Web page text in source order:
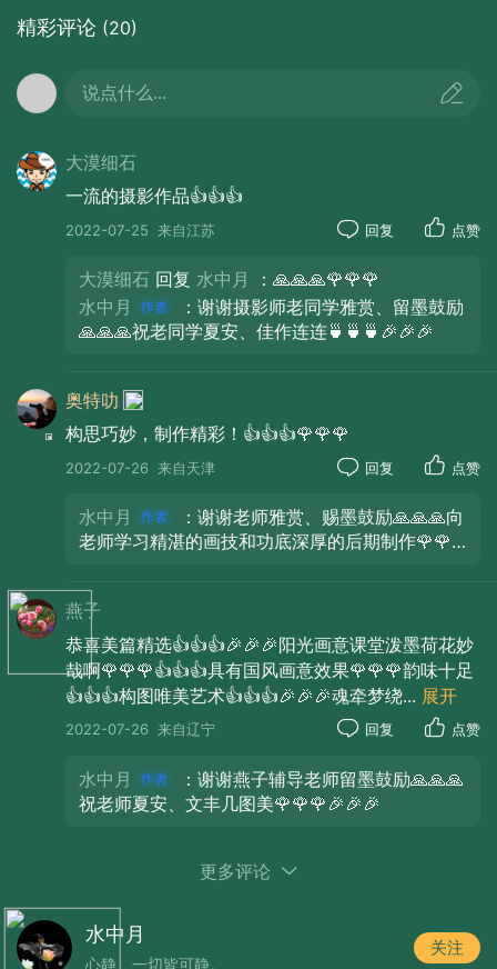
精彩评论 (20)
说点什么...
大漠细石
一流的摄影作品👍👍👍
2022-07-25 来自江苏 回复 点赞
大漠细石 回复 水中月
：🙏🙏🙏🌹🌹🌹
水中月
：谢谢摄影师老同学雅赏、留墨鼓励
🙏🙏🙏祝老同学夏安、佳作连连🍵🍵🍵🎉🎉🎉
奥特叻
构思巧妙，制作精彩！👍👍👍🌹🌹🌹
2022-07-26 来自天津 回复 点赞
水中月
：谢谢老师雅赏、赐墨鼓励🙏🙏🙏向
老师学习精湛的画技和功底深厚的后期制作🌹🌹
燕子
恭喜美篇精选👍👍👍🎉🎉🎉阳光画意课堂泼墨荷花妙
哉啊🌹🌹🌹👍👍👍具有国风画意效果🌹🌹🌹韵味十足
👍👍👍构图唯美艺术👍👍👍🎉🎉🎉魂牵梦绕... 展开
2022-07-26 来自辽宁 回复 点赞
水中月
：谢谢燕子辅导老师留墨鼓励🙏🙏🙏
祝老师夏安、文丰几图美🌹🌹🌹🎉🎉🎉
更多评论
水中月
心静、一切皆可静。
关注